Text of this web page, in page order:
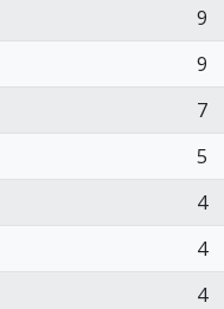
9
9
7
5
4
4
4